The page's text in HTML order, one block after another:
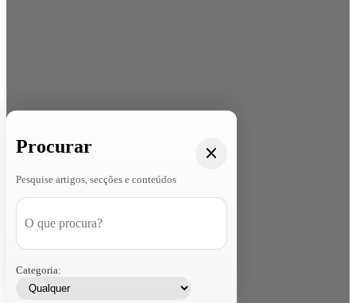
Procurar
Pesquise artigos, secções e conteúdos
Categoria: